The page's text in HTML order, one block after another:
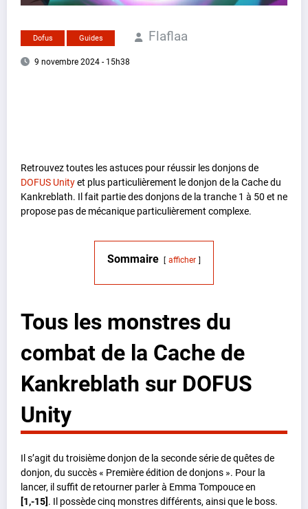
Dofus Guides Flaflaa
9 novembre 2024 - 15h38
Retrouvez toutes les astuces pour réussir les donjons de
DOFUS Unityet plus particulièrement le donjon de la Cache du
Kankreblath. Il fait partie des donjons de la tranche 1 à 50 et ne
propose pas de mécanique particulièrement complexe.
Sommaire afficher
Tous les monstres du
combat de la Cache de
Kankreblath sur DOFUS
Unity
Il s’agit du troisième donjon de la seconde série de quêtes de
donjon, du succès « Première édition de donjons ». Pour la
lancer, il suffit de retourner parler à Emma Tompouce en
[1,-15] . Il possède cinq monstres différents, ainsi que le boss.